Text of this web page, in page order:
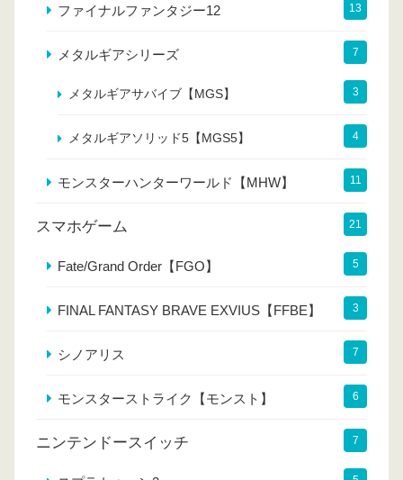
ファイナルファンタジー12 13
メタルギアシリーズ 7
メタルギアサバイブ【MGS】 3
メタルギアソリッド5【MGS5】 4
モンスターハンターワールド【MHW】 11
スマホゲーム 21
Fate/Grand Order【FGO】 5
FINAL FANTASY BRAVE EXVIUS【FFBE】 3
シノアリス 7
モンスターストライク【モンスト】 6
ニンテンドースイッチ 7